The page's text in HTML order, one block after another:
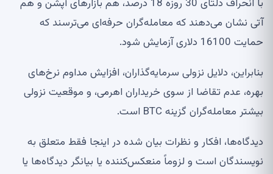
با انحراف دلتای 30 روزه 18 درصد، هم بازارهای آپشن و هم
آتی نشان می‌دهند که معامله‌گران حرفه‌ای می‌ترسند که
حمایت 16100 دلاری آزمایش شود.
بنابراین، دلایل نزولی سرمایه‌گذاران، افزایش مداوم نرخ‌های
بهره، عدم تقاضا از سوی خریداران اهرمی، و موقعیت نزولی
بیشتر معامله‌گران گزینه BTC است.
دیدگاه‌ها، افکار و نظرات بیان شده در اینجا فقط متعلق به
نویسندگان است و لزوماً منعکس‌کننده یا بیانگر دیدگاه‌ها یا